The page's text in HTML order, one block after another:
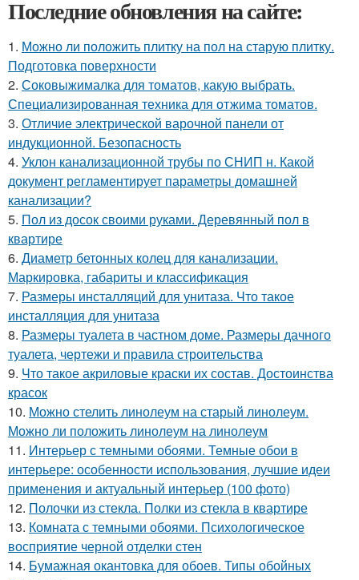
Последние обновления на сайте:
1. Можно ли положить плитку на пол на старую плитку.
Подготовка поверхности
2. Соковыжималка для томатов, какую выбрать.
Специализированная техника для отжима томатов.
3. Отличие электрической варочной панели от
индукционной. Безопасность
4. Уклон канализационной трубы по СНИП н. Какой
документ регламентирует параметры домашней
канализации?
5. Пол из досок своими руками. Деревянный пол в
квартире
6. Диаметр бетонных колец для канализации.
Маркировка, габариты и классификация
7. Размеры инсталляций для унитаза. Что такое
инсталляция для унитаза
8. Размеры туалета в частном доме. Размеры дачного
туалета, чертежи и правила строительства
9. Что такое акриловые краски их состав. Достоинства
красок
10. Можно стелить линолеум на старый линолеум.
Можно ли положить линолеум на линолеум
11. Интерьер с темными обоями. Темные обои в
интерьере: особенности использования, лучшие идеи
применения и актуальный интерьер (100 фото)
12. Полочки из стекла. Полки из стекла в квартире
13. Комната с темными обоями. Психологическое
восприятие черной отделки стен
14. Бумажная окантовка для обоев. Типы обойных